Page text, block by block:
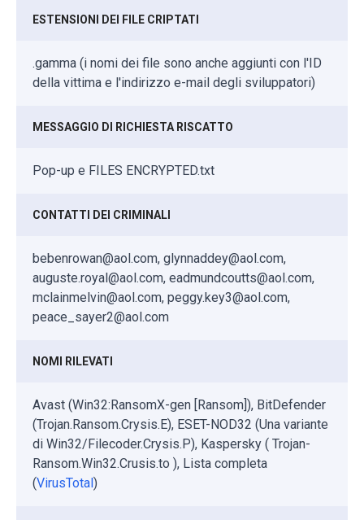
ESTENSIONI DEI FILE CRIPTATI
.gamma (i nomi dei file sono anche aggiunti con l'ID
della vittima e l'indirizzo e-mail degli sviluppatori)
MESSAGGIO DI RICHIESTA RISCATTO
Pop-up e FILES ENCRYPTED.txt
CONTATTI DEI CRIMINALI
bebenrowan@aol.com, glynnaddey@aol.com,
auguste.royal@aol.com, eadmundcoutts@aol.com,
mclainmelvin@aol.com, peggy.key3@aol.com,
peace_sayer2@aol.com
NOMI RILEVATI
Avast (Win32:RansomX-gen [Ransom]), BitDefender
(Trojan.Ransom.Crysis.E), ESET-NOD32 (Una variante
di Win32/Filecoder.Crysis.P), Kaspersky ( Trojan-
Ransom.Win32.Crusis.to ), Lista completa
(VirusTotal)